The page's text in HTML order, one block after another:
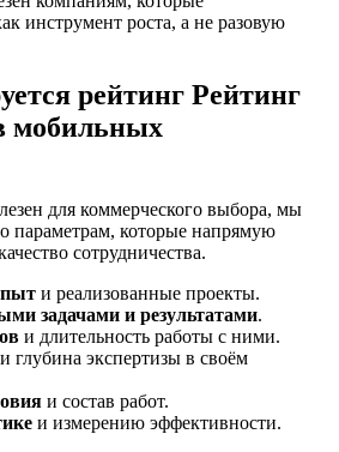
инструмент роста, а не разовую
рейтинг Рейтинг
мобильных
для коммерческого выбора, мы
параметрам, которые напрямую
сотрудничества.
и реализованные проекты.
задачами и результатами.
и длительность работы с ними.
и глубина экспертизы в своём
и состав работ.
и измерению эффективности.